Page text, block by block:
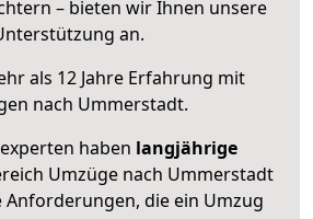
– bieten wir Ihnen unsere
an.
als 12 Jahre Erfahrung mit
nach Ummerstadt.
haben langjährige
Umzüge nach Ummerstadt
Anforderungen, die ein Umzug